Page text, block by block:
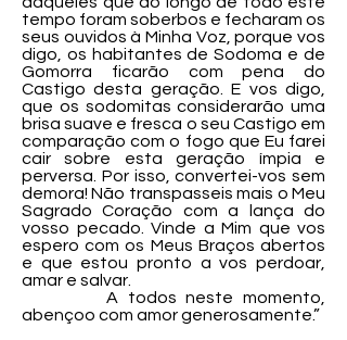
tempo foram soberbos e fecharam os
seus ouvidos à Minha Voz, porque vos
digo, os habitantes de Sodoma e de
Gomorra ficarão com pena do
Castigo desta geração. E vos digo,
que os sodomitas considerarão uma
brisa suave e fresca o seu Castigo em
comparação com o fogo que Eu farei
cair sobre esta geração ímpia e
perversa. Por isso, convertei-vos sem
demora! Não transpasseis mais o Meu
Sagrado Coração com a lança do
vosso pecado. Vinde a Mim que vos
espero com os Meus Braços abertos
e que estou pronto a vos perdoar,
amar e salvar.
A todos neste momento,
abençoo com amor generosamente.”